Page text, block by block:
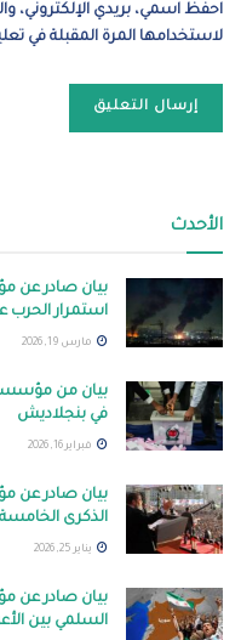
احفظ اسمي، بريدي الإلكتروني،
لاستخدامها المرة المقبلة في
الأحدث
بيان صادر عن
استمرار الحرب
مارس 19, 2026
بيان من
في بنجلاديش
فبراير 16, 2026
بيان صادر عن
الذكرى الخامسة
يناير 25, 2026
بيان صادر عن
السلمي بين